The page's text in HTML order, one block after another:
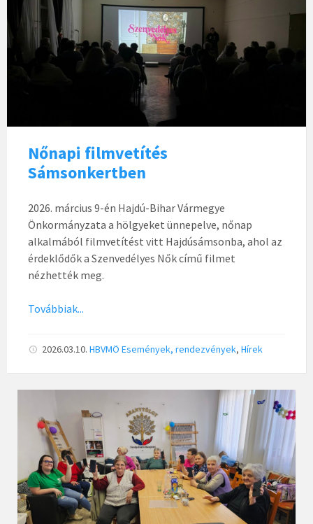
Nőnapi filmvetítés
Sámsonkertben
2026. március 9-én Hajdú-Bihar Vármegye
Önkormányzata a hölgyeket ünnepelve, nőnap
alkalmából filmvetítést vitt Hajdúsámsonba, ahol az
érdeklődők a Szenvedélyes Nők című filmet
nézhették meg.
Továbbiak...
2026.03.10. HBVMÖ Események, rendezvények, Hírek